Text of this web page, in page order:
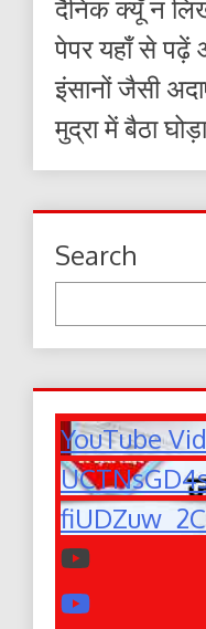
दैनिक क्यूँ न
पेपर यहाँ से
इंसानों जैसी
मुद्रा में बैठा
Search
YouTube